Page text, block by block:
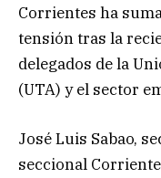
Corrientes ha
tensión tras la
delegados de la
(UTA) y el sector
José Luis Sabao,
seccional